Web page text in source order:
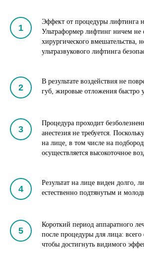
Эффект от процедуры лифтинга
Ультраформер лифтинг ничем не
хирургического вмешательства,
ультразвукового лифтинга
В результате воздействия не
губ, жировые отложения быстро
Процедура проходит
анестезия не требуется.
на лице, в том числе на
осуществляется высокоточное
Результат на лице виден долго,
естественно подтянутым и
Короткий период аппаратного
после процедуры для лица: всего
чтобы достигнуть видимого